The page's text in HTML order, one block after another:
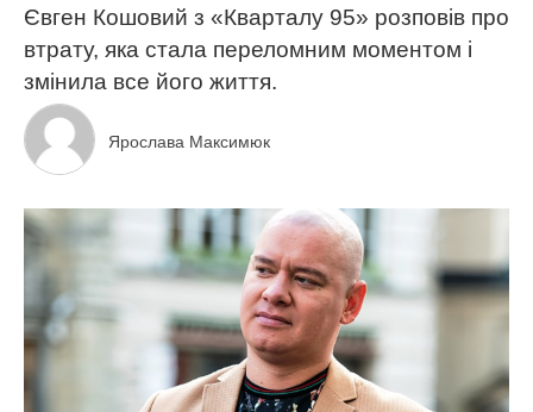
Євген Кошовий з «Кварталу 95» розповів про
втрату, яка стала переломним моментом і
змінила все його життя.
Ярослава Максимюк